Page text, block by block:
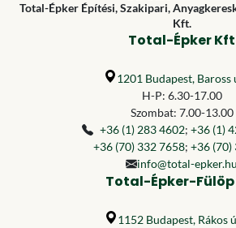
Total-Épker Építési, Szakipari,
Kft.
Total-Épker Kft
1201 Budapest, Baross
H-P: 6.30-17.00
Szombat: 7.00-13.00
+36 (1) 283 4602; +36 (1)
+36 (70) 332 7658; +36 (70)
info@total-epker.hu
Total-Épker-
1152 Budapest, Rákos